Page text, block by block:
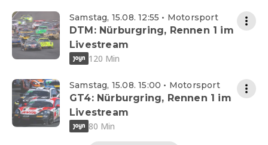
Samstag, 15.08. 12:55 • Motorsport
DTM: Nürburgring, Rennen 1 im
Livestream
120 Min
Samstag, 15.08. 15:00 • Motorsport
GT4: Nürburgring, Rennen 1 im
Livestream
80 Min